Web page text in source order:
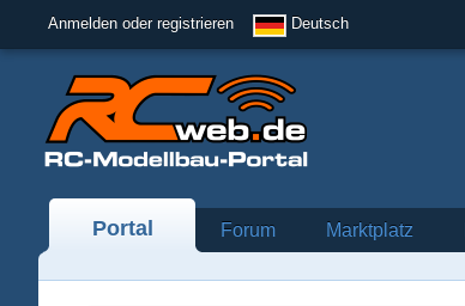
Anmelden oder registrieren Deutsch
Portal Forum Marktplatz